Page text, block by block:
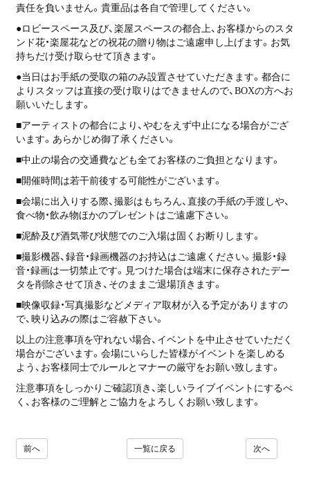
責任を負いません。貴重品は各自で管理してください。
●ロビースペース及び、楽屋スペースの都合上、お客様からのスタ
ンド花・楽屋花などの祝花の贈り物はご遠慮申し上げます。お気
持ちだけ受け取らせて頂きます。
●当日はお手紙の受取の箱のみ設置させていただきます。都合に
よりスタッフは直接の受け取りはできませんので、BOXの方へお
願いいたします。
■アーティストの都合により、やむをえず中止になる場合がござ
います。あらかじめ御了承ください。
■中止の場合の交通費なども全てお客様のご負担となります。
■開催時間は若干前後する可能性がございます。
■会場に出入りする際、撮影はもちろん、直接の手紙の手渡しや、
食べ物・飲み物ほかのプレゼントはご遠慮下さい。
■泥酔及び酒気帯び状態でのご入場は固くお断りします。
■撮影機器、録音・録画機器のお持込はご遠慮ください。撮影・録
音・録画は一切禁止です。見つけた場合は端末に保存されたデー
タを削除させて頂き、そのままご退場頂きます。
■映像収録・写真撮影などメディア取材が入る予定がありますの
で、映り込みの際はご容赦下さい。
以上の注意事項を守れない場合、イベントを中止させていただく
場合がございます。会場にいらした皆様がイベントを楽しめる
よう、お客様同士でルールとマナーの厳守をお願い致します。
注意事項をしっかりご確認頂き、楽しいライブイベントにするべ
く、お客様のご理解とご協力をよろしくお願い致します。
前へ 一覧に戻る 次へ